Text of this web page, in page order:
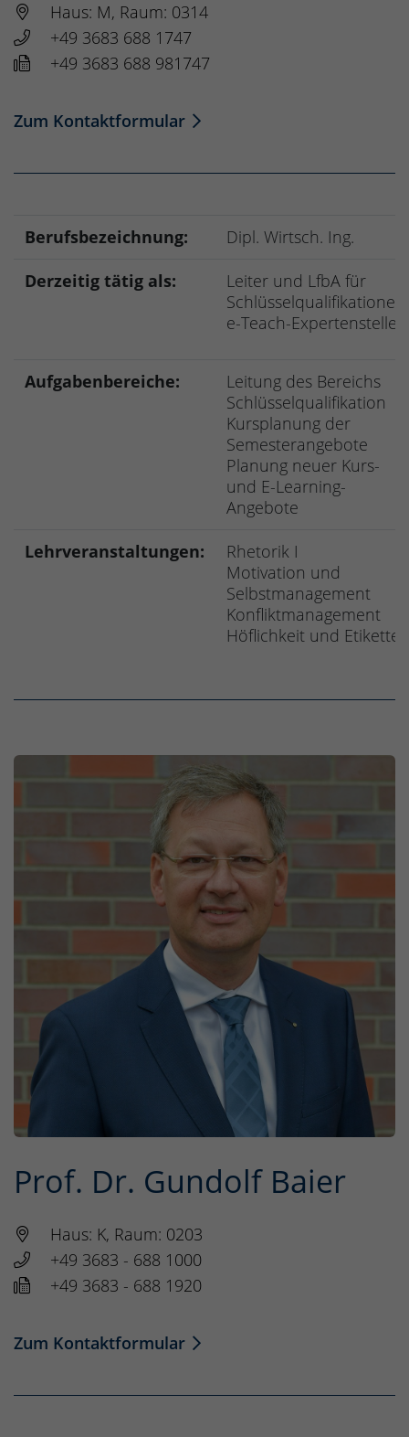
Haus: M, Raum: 0314
+49 3683 688 1747
+49 3683 688 981747
Zum Kontaktformular
Berufsbezeichnung:
Dipl. Wirtsch. Ing.
Derzeitig tätig als:
Leiter und LfbA für
Schlüsselqualifikationen
e-Teach-Expertenstelle
Aufgabenbereiche:
Leitung des Bereichs
Schlüsselqualifikation
Kursplanung der
Semesterangebote
Planung neuer Kurs-
und E-Learning-
Angebote
Lehrveranstaltungen:
Rhetorik I
Motivation und
Selbstmanagement
Konfliktmanagement
Höflichkeit und Etikette
Prof. Dr. Gundolf Baier
Haus: K, Raum: 0203
+49 3683 - 688 1000
+49 3683 - 688 1920
Zum Kontaktformular